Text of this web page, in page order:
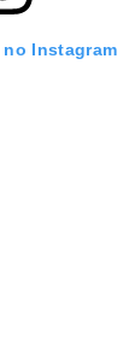
Instagram